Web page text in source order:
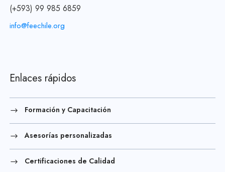
(+593) 99 985 6859
info@feechile.org
Enlaces rápidos
Formación y Capacitación
Asesorías personalizadas
Certificaciones de Calidad